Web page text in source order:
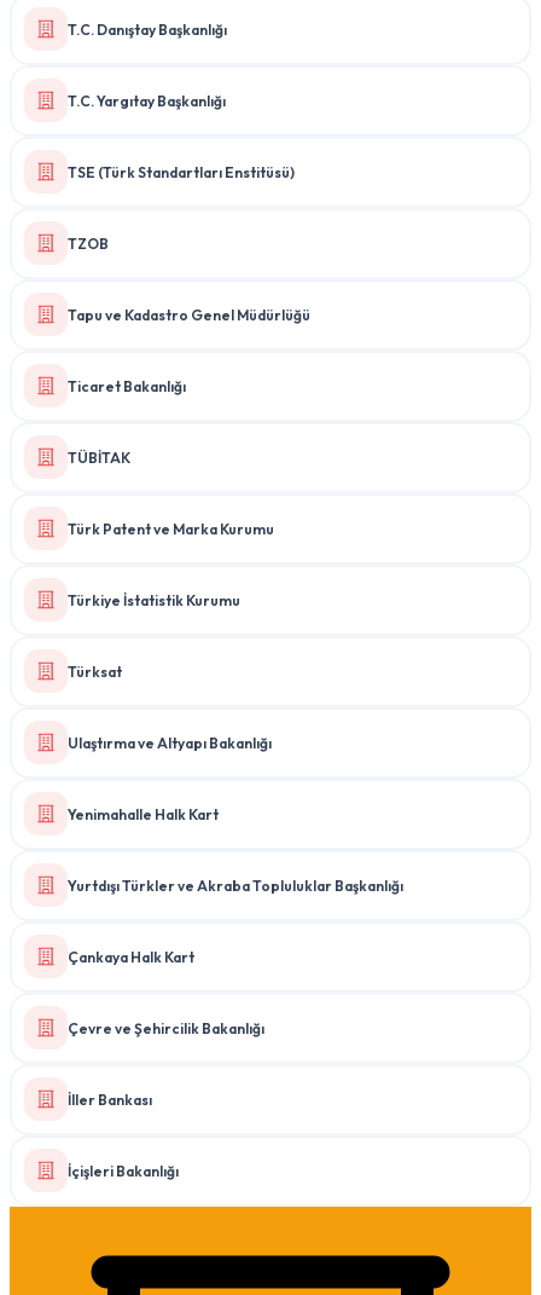
T.C. Danıştay Başkanlığı
T.C. Yargıtay Başkanlığı
TSE (Türk Standartları Enstitüsü)
TZOB
Tapu ve Kadastro Genel Müdürlüğü
Ticaret Bakanlığı
TÜBİTAK
Türk Patent ve Marka Kurumu
Türkiye İstatistik Kurumu
Türksat
Ulaştırma ve Altyapı Bakanlığı
Yenimahalle Halk Kart
Yurtdışı Türkler ve Akraba Topluluklar Başkanlığı
Çankaya Halk Kart
Çevre ve Şehircilik Bakanlığı
İller Bankası
İçişleri Bakanlığı